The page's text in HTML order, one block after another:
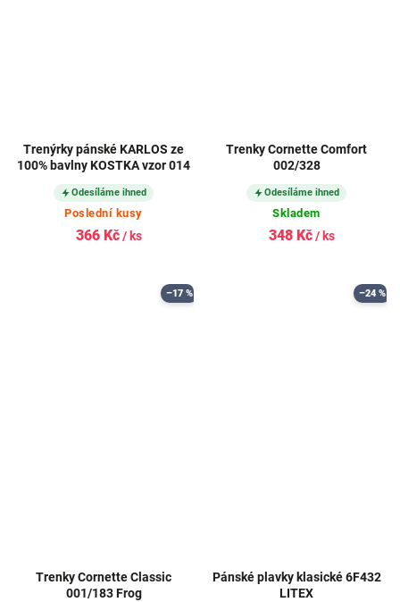
Trenýrky pánské KARLOS ze
100% bavlny KOSTKA vzor 014
Odesíláme ihned
Poslední kusy
366 Kč/ ks
Trenky Cornette Comfort
002/328
Odesíláme ihned
Skladem
348 Kč/ ks
–17 %
Trenky Cornette Classic
001/183 Frog
–24 %
Pánské plavky klasické 6F432
LITEX